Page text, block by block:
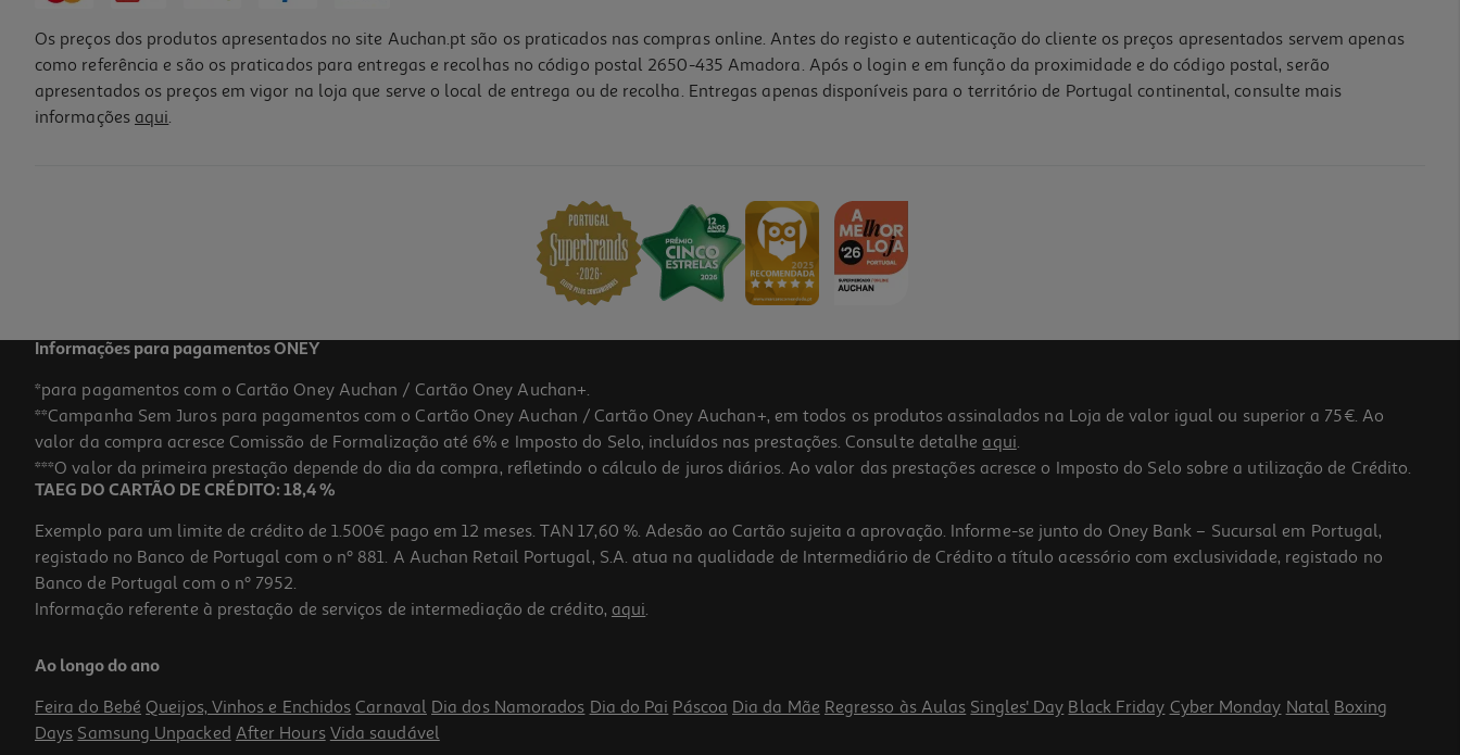
-30%
10.43 €/un
14,90 € PVP de editor
10,43 €
Promoção
Os preços dos produtos apresentados no site Auchan.pt são os praticados nas compras online. Antes do registo e autenticação do cliente os preços apresentados servem apenas
como referência e são os praticados para entregas e recolhas no código postal 2650-435 Amadora. Após o login e em função da proximidade e do código postal, serão
apresentados os preços em vigor na loja que serve o local de entrega ou de recolha. Entregas apenas disponíveis para o território de Portugal continental, consulte mais
informações aqui.
Informações para pagamentos ONEY
*para pagamentos com o Cartão Oney Auchan / Cartão Oney Auchan+.
**Campanha Sem Juros para pagamentos com o Cartão Oney Auchan / Cartão Oney Auchan+, em todos os produtos assinalados na Loja de valor igual ou superior a 75€. Ao
valor da compra acresce Comissão de Formalização até 6% e Imposto do Selo, incluídos nas prestações. Consulte detalhe aqui.
***O valor da primeira prestação depende do dia da compra, refletindo o cálculo de juros diários. Ao valor das prestações acresce o Imposto do Selo sobre a utilização de Crédito.
TAEG DO CARTÃO DE CRÉDITO: 18,4 %
Exemplo para um limite de crédito de 1.500€ pago em 12 meses. TAN 17,60 %. Adesão ao Cartão sujeita a aprovação. Informe-se junto do Oney Bank – Sucursal em Portugal,
registado no Banco de Portugal com o nº 881. A Auchan Retail Portugal, S.A. atua na qualidade de Intermediário de Crédito a título acessório com exclusividade, registado no
Banco de Portugal com o nº 7952.
Informação referente à prestação de serviços de intermediação de crédito, aqui.
Ao longo do ano
Feira do Bebé Queijos, Vinhos e Enchidos Carnaval Dia dos Namorados Dia do Pai Páscoa Dia da Mãe Regresso às Aulas Singles' Day Black Friday Cyber Monday Natal Boxing
Days Samsung Unpacked After Hours Vida saudável